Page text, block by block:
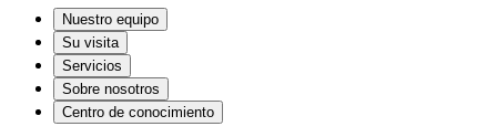
Nuestro equipo
Su visita
Servicios
Sobre nosotros
Centro de conocimiento